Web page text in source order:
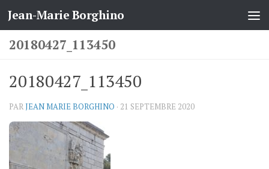
Skip to content
Jean-Marie Borghino
20180427_113450
20180427_113450
PARJEAN MARIE BORGHINO · 21 SEPTEMBRE 2020